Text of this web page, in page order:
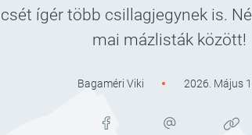
ígér több csillagjegynek is.
mai mázlisták között!
Bagaméri Viki 2026. Május